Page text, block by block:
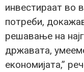
инвестираат во
потреби,
решавање на
државата,
економијата,”